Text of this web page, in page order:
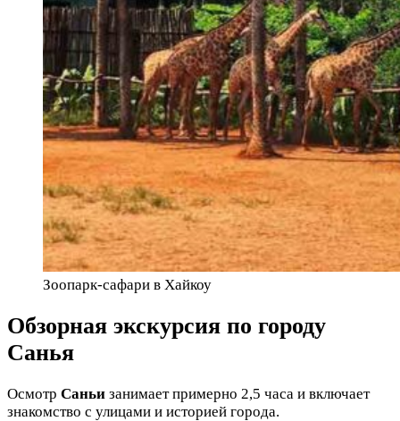
Зоопарк-сафари в Хайкоу
Обзорная экскурсия по городу
Санья
Осмотр Саньи занимает примерно 2,5 часа и включает
знакомство с улицами и историей города.